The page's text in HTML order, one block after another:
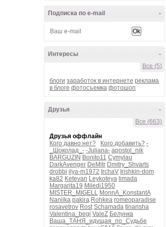
-
Подписка по e-mail
-
Интересы
Все (5)
блоги заработок в интернете реклама
в блоге фотосъемка фотошоп
-
Друзья
Все (663)
Друзья оффлайн
Кого давно нет?
Кого добавить? -
_Шоколад_- -Juliana- apostol_nik
BARGUZIN Bonito11 Cymylau
DarkAvenger DeMitr Dmitry_Shvarts
drobbi ilya-m1972 IrchaV Irishkin-dom
ka82 Ketevan Leykoteya limada
Margarita19 Miledi1950
MISTER_MIGELL MonnA_KonstantA
Naniika pakira Rohkea romeoparadise
rosavetrov Rost Schamada tinarisha
Valentina_begi ValeZ Белунка
Ваша_ТАНЯ_идущая_по_Судьбе